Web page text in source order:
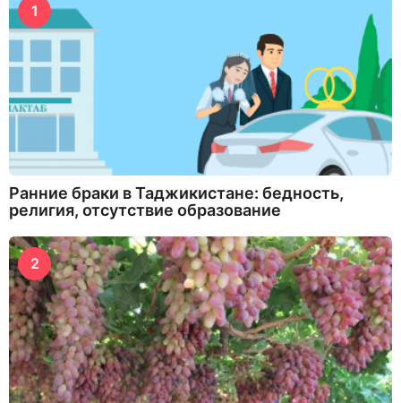
1
Ранние браки в Таджикистане: бедность,
религия, отсутствие образование
2